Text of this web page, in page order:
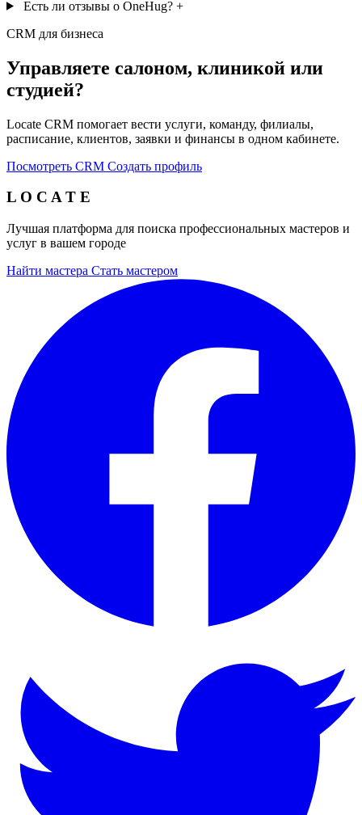
Есть ли отзывы о OneHug? +
CRM для бизнеса
Управляете салоном, клиникой или
студией?
Locate CRM помогает вести услуги, команду, филиалы,
расписание, клиентов, заявки и финансы в одном кабинете.
Посмотреть CRM Создать профиль
L O C A T E
Лучшая платформа для поиска профессиональных мастеров и
услуг в вашем городе
Найти мастера Стать мастером